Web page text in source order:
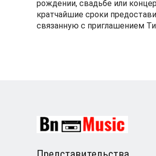
рождении, свадьбе или
кратчайшие сроки
связанную с приглашением